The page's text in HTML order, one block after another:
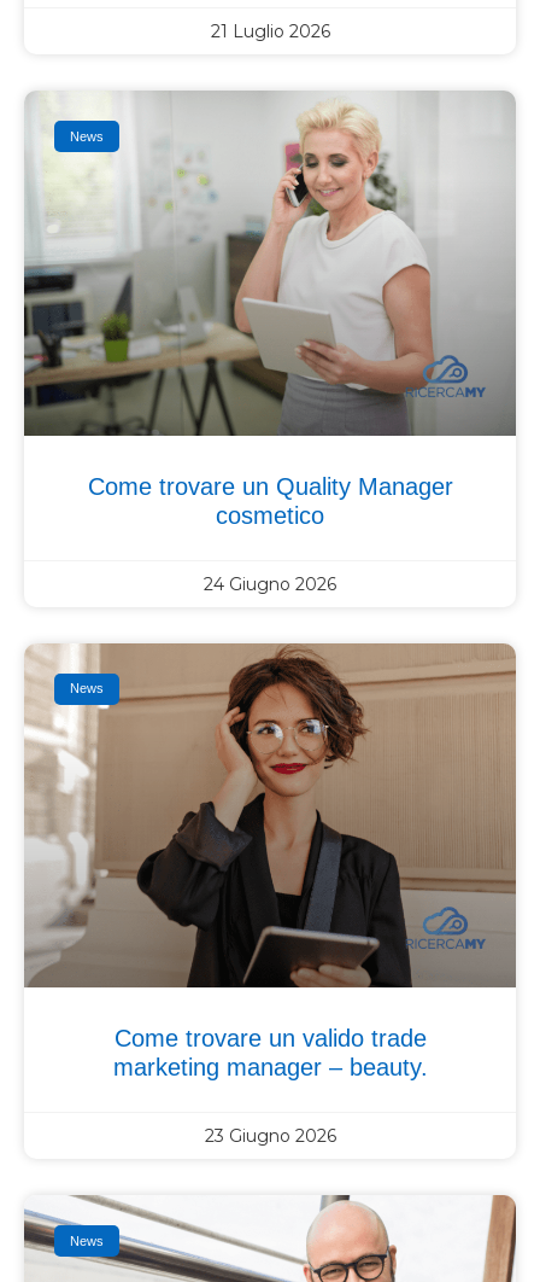
21 Luglio 2026
News
Come trovare un Quality Manager
cosmetico
24 Giugno 2026
News
Come trovare un valido trade
marketing manager – beauty.
23 Giugno 2026
News